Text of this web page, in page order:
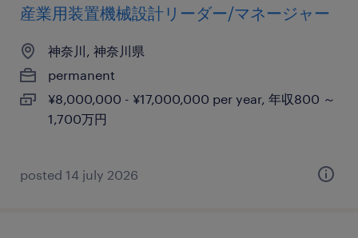
産業用装置機械設計リーダー/マネージャー
神奈川, 神奈川県
permanent
¥8,000,000 - ¥17,000,000 per year, 年収800 ～
1,700万円
posted 14 july 2026